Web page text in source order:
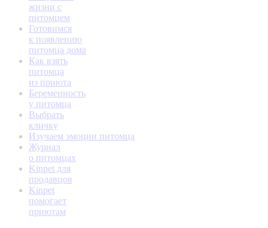
жизни с
питомцем
Готовимся
к появлению
питомца дома
Как взять
питомца
из приюта
Беременность
у питомца
Выбрать
кличку
Изучаем эмоции питомца
Журнал
о питомцах
Kinpet для
продавцов
Kinpet
помогает
приютам